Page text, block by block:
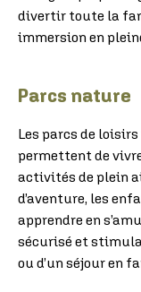
divertir toute la
immersion en
Parcs nature
Les parcs de
permettent de
activités de plein
d’aventure, les
apprendre en
sécurisé et
ou d’un séjour en